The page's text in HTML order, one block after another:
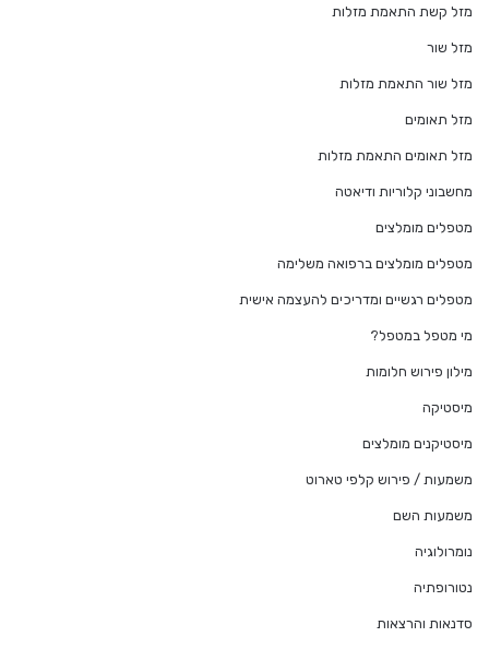
מזל קשת התאמת מזלות
מזל שור
מזל שור התאמת מזלות
מזל תאומים
מזל תאומים התאמת מזלות
מחשבוני קלוריות ודיאטה
מטפלים מומלצים
מטפלים מומלצים ברפואה משלימה
מטפלים רגשיים ומדריכים להעצמה אישית
מי מטפל במטפל?
מילון פירוש חלומות
מיסטיקה
מיסטיקנים מומלצים
משמעות / פירוש קלפי טארוט
משמעות השם
נומרולוגיה
נטורופתיה
סדנאות והרצאות